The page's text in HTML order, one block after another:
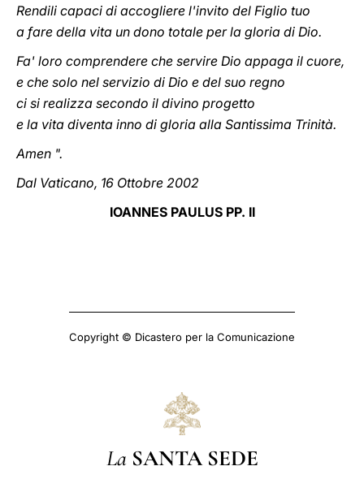
Rendili capaci di accogliere l'invito del Figlio tuo
a fare della vita un dono totale per la gloria di Dio.
Fa' loro comprendere che servire Dio appaga il cuore,
e che solo nel servizio di Dio e del suo regno
ci si realizza secondo il divino progetto
e la vita diventa inno di gloria alla Santissima Trinità.
Amen ".
Dal Vaticano, 16 Ottobre 2002
IOANNES PAULUS PP. II
Copyright © Dicastero per la Comunicazione
La SANTA SEDE